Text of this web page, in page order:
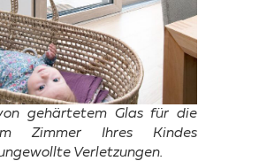
gehärtetem Glas für die
Zimmer Ihres Kindes
Verletzungen.